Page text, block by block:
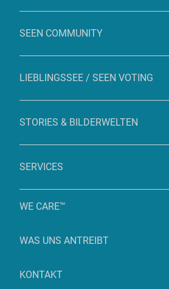
SEEN COMMUNITY
LIEBLINGSSEE / SEEN VOTING
STORIES & BILDERWELTEN
SERVICES
WE CARE™
WAS UNS ANTREIBT
KONTAKT